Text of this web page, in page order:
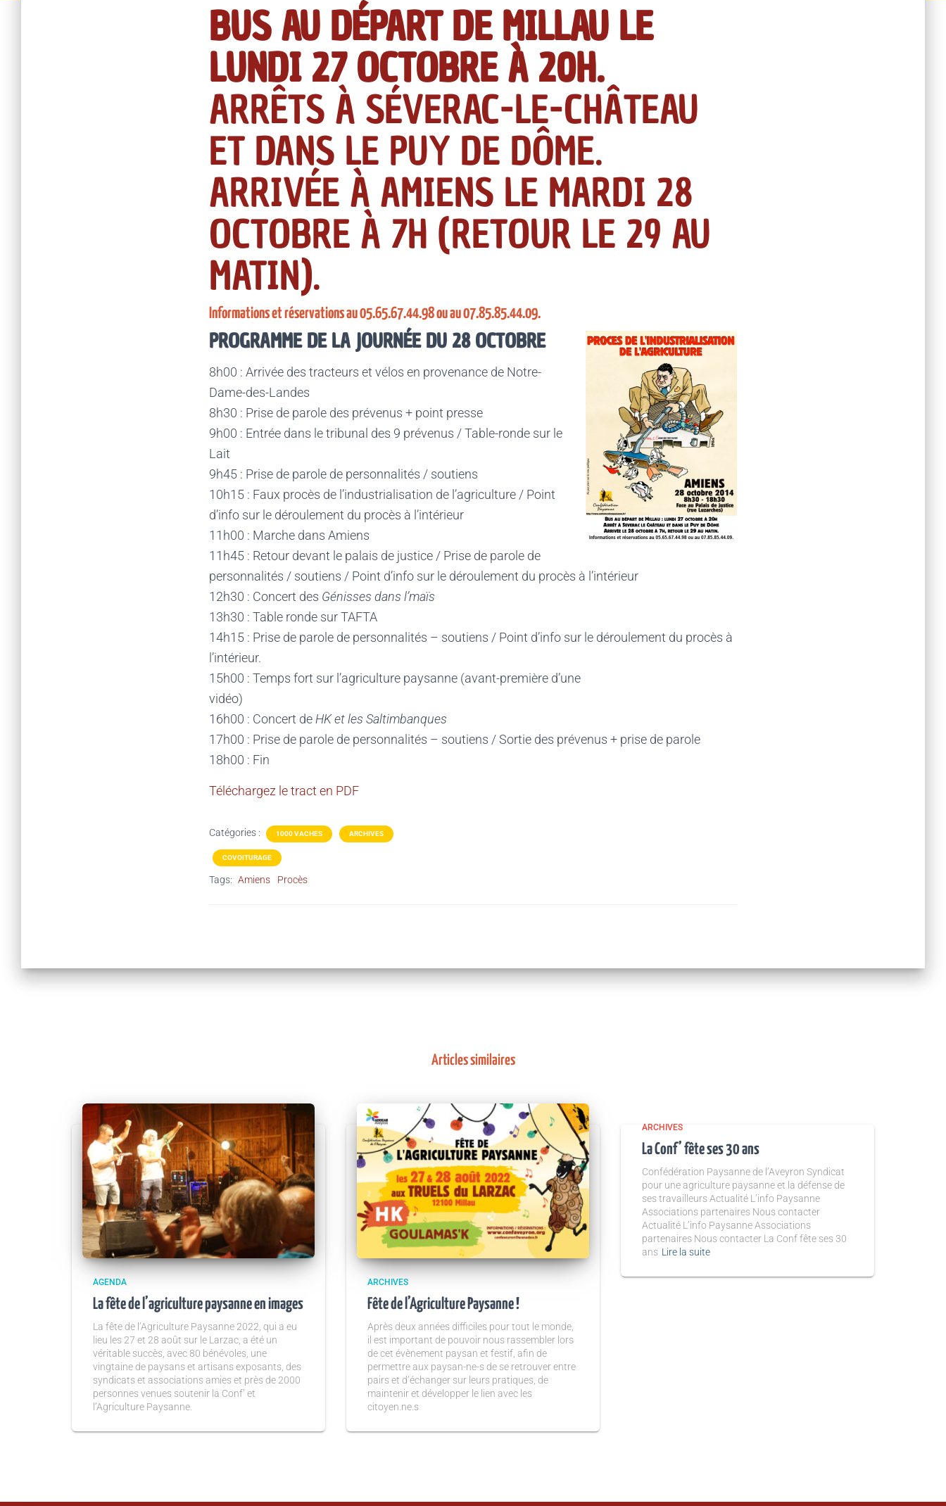
BUS AU DÉPART DE MILLAU LE
LUNDI 27 OCTOBRE À 20H.
ARRÊTS À SÉVERAC-LE-CHÂTEAU
ET DANS LE PUY DE DÔME.
ARRIVÉE À AMIENS LE MARDI 28
OCTOBRE À 7H (RETOUR LE 29 AU
MATIN).
Informations et réservations au 05.65.67.44.98 ou au 07.85.85.44.09.
PROGRAMME DE LA JOURNÉE DU 28 OCTOBRE
8h00 : Arrivée des tracteurs et vélos en provenance de Notre-
Dame-des-Landes
8h30 : Prise de parole des prévenus + point presse
9h00 : Entrée dans le tribunal des 9 prévenus / Table-ronde sur le
Lait
9h45 : Prise de parole de personnalités / soutiens
10h15 : Faux procès de l’industrialisation de l’agriculture / Point
d’info sur le déroulement du procès à l’intérieur
11h00 : Marche dans Amiens
11h45 : Retour devant le palais de justice / Prise de parole de
personnalités / soutiens / Point d’info sur le déroulement du procès à l’intérieur
12h30 : Concert des Génisses dans l’maïs
13h30 : Table ronde sur TAFTA
14h15 : Prise de parole de personnalités – soutiens / Point d’info sur le déroulement du procès à
l’intérieur.
15h00 : Temps fort sur l’agriculture paysanne (avant-première d’une
vidéo)
16h00 : Concert de HK et les Saltimbanques
17h00 : Prise de parole de personnalités – soutiens / Sortie des prévenus + prise de parole
18h00 : Fin
Téléchargez le tract en PDF
Catégories : 1000 VACHES ARCHIVES
COVOITURAGE
Tags: Amiens Procès
Articles similaires
AGENDA
La fête de l’agriculture paysanne en images
La fête de l’Agriculture Paysanne 2022, qui a eu
lieu les 27 et 28 août sur le Larzac, a été un
véritable succès, avec 80 bénévoles, une
vingtaine de paysans et artisans exposants, des
syndicats et associations amies et près de 2000
personnes venues soutenir la Conf’ et
l’Agriculture Paysanne.
ARCHIVES
Fête de l’Agriculture Paysanne !
Après deux années difficiles pour tout le monde,
il est important de pouvoir nous rassembler lors
de cet évènement paysan et festif, afin de
permettre aux paysan-ne-s de se retrouver entre
pairs et d’échanger sur leurs pratiques, de
maintenir et développer le lien avec les
citoyen.ne.s
ARCHIVES
La Conf’ fête ses 30 ans
Confédération Paysanne de l’Aveyron Syndicat
pour une agriculture paysanne et la défense de
ses travailleurs Actualité L’info Paysanne
Associations partenaires Nous contacter
Actualité L’info Paysanne Associations
partenaires Nous contacter La Conf fête ses 30
ans Lire la suite